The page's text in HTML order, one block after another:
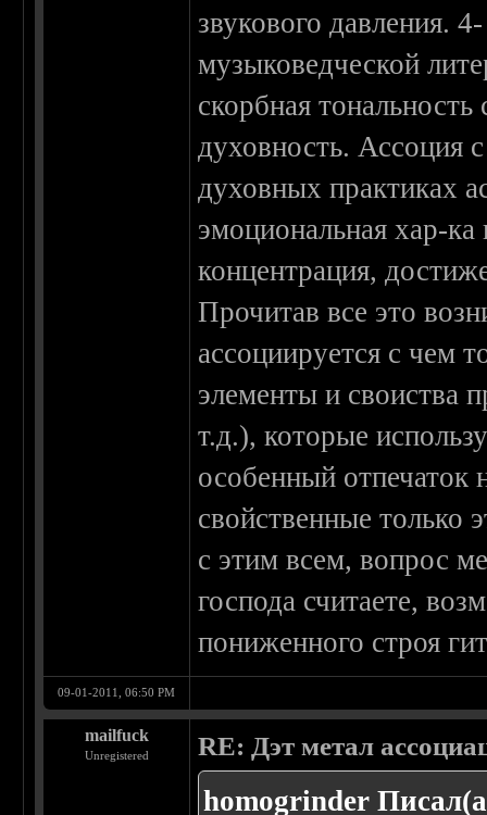
звукового давления.
музыковедческой
скорбная
духовность. Ассоция
духовных практиках
эмоциональная хар-ка
концентрация,
Прочитав все это
ассоциируется с чем
элементы и своиства
т.д.), которые
особенный отпечаток
свойственные только
с этим всем, вопрос
господа считаете,
пониженного строя
09-01-2011, 06:50 PM
mailfuck
Unregistered RE: Дэт метал
homogrinder